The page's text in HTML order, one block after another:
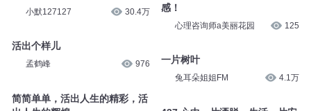
小默127127 30.4万
活出个样儿
孟鹤峰 976
简简单单，活出人生的精彩，活
感！
心理咨询师a美丽花园 125
一片树叶
兔耳朵姐姐FM 4.1万